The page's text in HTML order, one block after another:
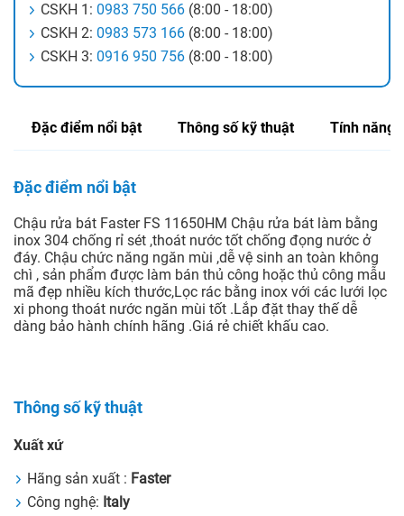
CSKH 1: 0983 750 566 (8:00 - 18:00)
CSKH 2: 0983 573 166 (8:00 - 18:00)
CSKH 3: 0916 950 756 (8:00 - 18:00)
Đặc điểm nổi bật Thông số kỹ thuật Tính năng
Đặc điểm nổi bật
Chậu rửa bát Faster FS 11650HM Chậu rửa bát làm bằng
inox 304 chống rỉ sét ,thoát nước tốt chống đọng nước ở
đáy. Chậu chức năng ngăn mùi ,dễ vệ sinh an toàn không
chì , sản phẩm được làm bán thủ công hoặc thủ công mẫu
mã đẹp nhiều kích thước,Lọc rác bằng inox với các lưới lọc
xi phong thoát nước ngăn mùi tốt .Lắp đặt thay thế dễ
dàng bảo hành chính hãng .Giá rẻ chiết khấu cao.
Thông số kỹ thuật
Xuất xứ
Hãng sản xuất : Faster
Công nghệ: Italy